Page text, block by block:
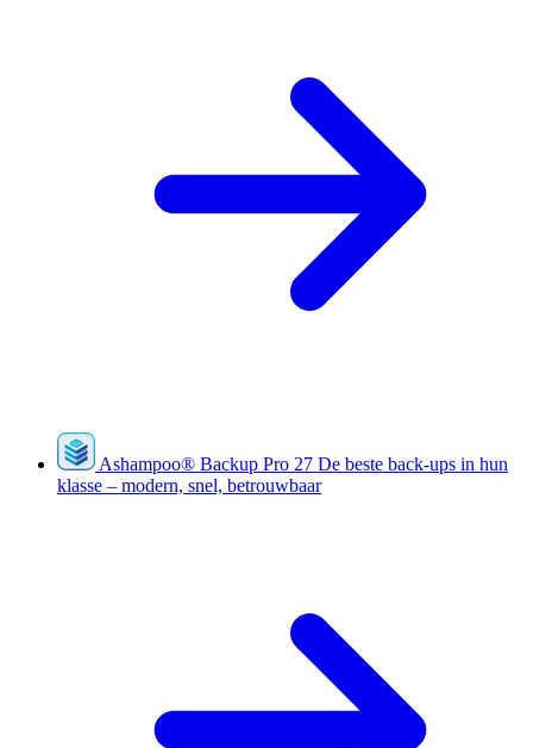
Ashampoo® Backup Pro 27 De beste back-ups in hun
klasse – modern, snel, betrouwbaar